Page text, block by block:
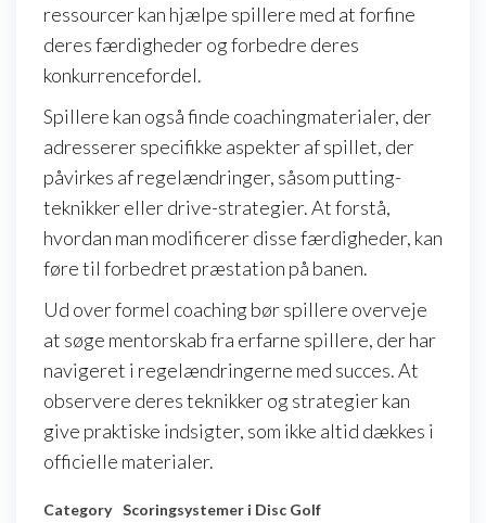
ressourcer kan hjælpe spillere med at forfine
deres færdigheder og forbedre deres
konkurrencefordel.
Spillere kan også finde coachingmaterialer, der
adresserer specifikke aspekter af spillet, der
påvirkes af regelændringer, såsom putting-
teknikker eller drive-strategier. At forstå,
hvordan man modificerer disse færdigheder, kan
føre til forbedret præstation på banen.
Ud over formel coaching bør spillere overveje
at søge mentorskab fra erfarne spillere, der har
navigeret i regelændringerne med succes. At
observere deres teknikker og strategier kan
give praktiske indsigter, som ikke altid dækkes i
officielle materialer.
Category Scoringsystemer i Disc Golf